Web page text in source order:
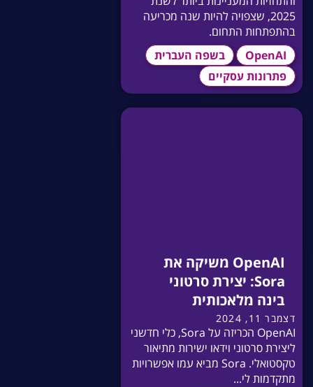
2025, שצפויה להיות שנה מכריעה
בהתפתחות התחום.
OpenAI
בשפה העברית
פתרונות עסקיים
OpenAI משיקה את
Sora: יצירת סרטוני
בינה מלאכותית
דצמבר 11, 2024
OpenAI הכריזה על Sora, כלי חדשני
ליצירת סרטוני וידאו ישירות מתיאור
טקסטואלי. Sora מביא עמו אפשרויות
מתקדמות לי...